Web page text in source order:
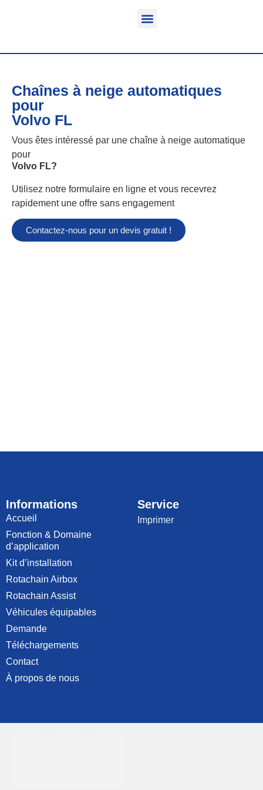
Chaînes à neige automatiques
pour
Volvo FL
Vous êtes intéressé par une chaîne à neige automatique
pour
Volvo FL?
Utilisez notre formulaire en ligne et vous recevrez
rapidement une offre sans engagement
Contactez-nous pour un devis gratuit !
Informations
Accueil
Fonction & Domaine
d’application
Kit d’installation
Rotachain Airbox
Rotachain Assist
Véhicules équipables
Demande
Téléchargements
Contact
À propos de nous
Service
Imprimer